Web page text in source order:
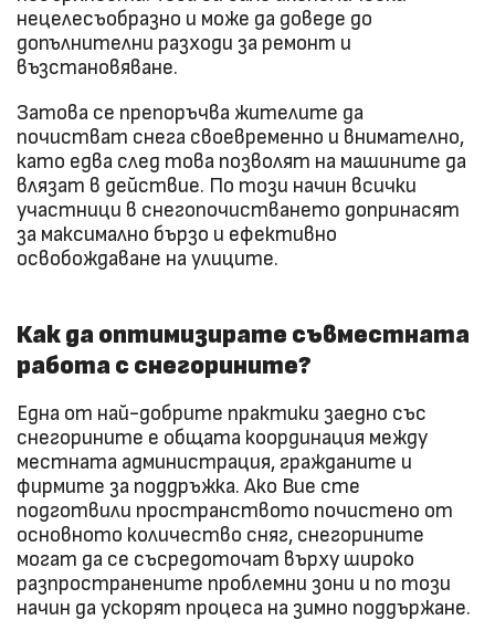
нецелесъобразно и може да доведе до
допълнителни разходи за ремонт и
възстановяване.
Затова се препоръчва жителите да
почистват снега своевременно и внимателно,
като едва след това позволят на машините да
влязат в действие. По този начин всички
участници в снегопочистването допринасят
за максимално бързо и ефективно
освобождаване на улиците.
Как да оптимизирате съвместната
работа с снегорините?
Една от най-добрите практики заедно със
снегорините е общата координация между
местната администрация, гражданите и
фирмите за поддръжка. Ако Вие сте
подготвили пространството почистено от
основното количество сняг, снегорините
могат да се съсредоточат върху широко
разпространените проблемни зони и по този
начин да ускорят процеса на зимно поддържане.